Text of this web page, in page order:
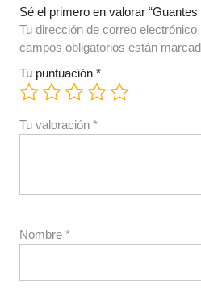
Sé el primero en valorar
Tu dirección de correo electrónico
campos obligatorios están
Tu puntuación *
Tu valoración *
Nombre *